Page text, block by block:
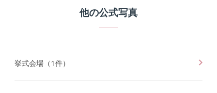
他の公式写真
挙式会場 （1件）